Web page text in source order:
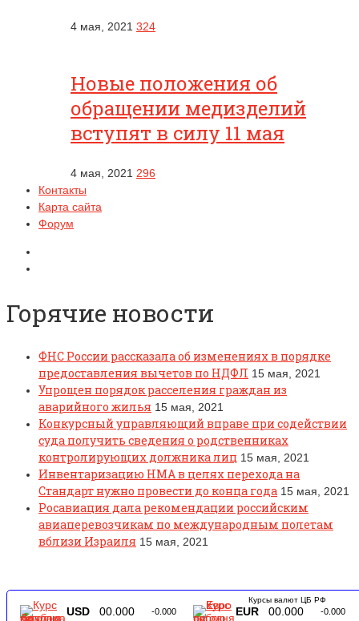
4 мая, 2021 324
Новые положения об
обращении медизделий
вступят в силу 11 мая
4 мая, 2021 296
Контакты
Карта сайта
Форум
Горячие новости
ФНС России рассказала об изменениях в порядке
предоставления вычетов по НДФЛ 15 мая, 2021
Упрощен порядок расселения граждан из
аварийного жилья 15 мая, 2021
Конкурсный управляющий вправе при содействии
суда получить сведения о родственниках
контролирующих должника лиц 15 мая, 2021
Инвентаризацию НМА в целях перехода на
Стандарт нужно провести до конца года 15 мая, 2021
Росавиация дала рекомендации российским
авиаперевозчикам по международным полетам
вблизи Израиля 15 мая, 2021
Курсы валют ЦБ РФ
USD 00.000 -0.000 EUR 00.000 -0.000